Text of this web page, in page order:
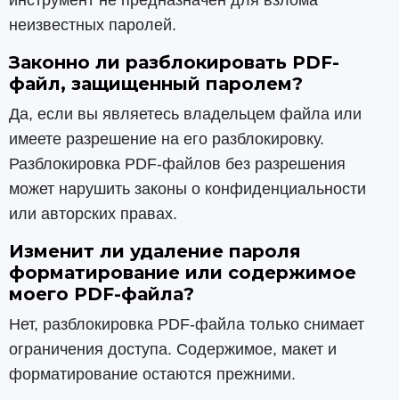
неизвестных паролей.
Законно ли разблокировать PDF-
файл, защищенный паролем?
Да, если вы являетесь владельцем файла или
имеете разрешение на его разблокировку.
Разблокировка PDF-файлов без разрешения
может нарушить законы о конфиденциальности
или авторских правах.
Изменит ли удаление пароля
форматирование или содержимое
моего PDF-файла?
Нет, разблокировка PDF-файла только снимает
ограничения доступа. Содержимое, макет и
форматирование остаются прежними.